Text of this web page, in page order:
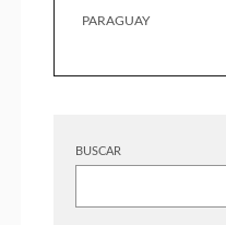
PARAGUAY
BUSCAR